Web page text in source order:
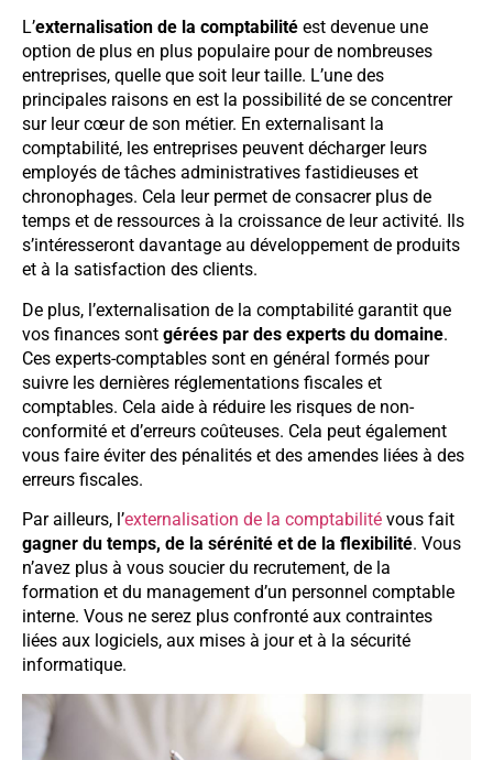
L’externalisation de la comptabilité est devenue une
option de plus en plus populaire pour de nombreuses
entreprises, quelle que soit leur taille. L’une des
principales raisons en est la possibilité de se concentrer
sur leur cœur de son métier. En externalisant la
comptabilité, les entreprises peuvent décharger leurs
employés de tâches administratives fastidieuses et
chronophages. Cela leur permet de consacrer plus de
temps et de ressources à la croissance de leur activité. Ils
s’intéresseront davantage au développement de produits
et à la satisfaction des clients.
De plus, l’externalisation de la comptabilité garantit que
vos finances sont gérées par des experts du domaine.
Ces experts-comptables sont en général formés pour
suivre les dernières réglementations fiscales et
comptables. Cela aide à réduire les risques de non-
conformité et d’erreurs coûteuses. Cela peut également
vous faire éviter des pénalités et des amendes liées à des
erreurs fiscales.
Par ailleurs, l’externalisation de la comptabilité vous fait
gagner du temps, de la sérénité et de la flexibilité. Vous
n’avez plus à vous soucier du recrutement, de la
formation et du management d’un personnel comptable
interne. Vous ne serez plus confronté aux contraintes
liées aux logiciels, aux mises à jour et à la sécurité
informatique.